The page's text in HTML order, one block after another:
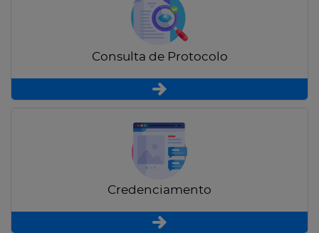
Consulta de Protocolo
Credenciamento